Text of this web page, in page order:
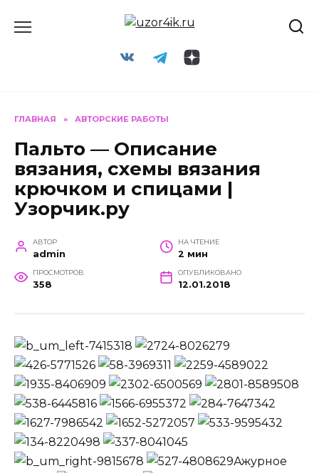
ГЛАВНАЯ » АВТОРСКИЕ РАБОТЫ
Пальто — Описание
вязания, схемы вязания
крючком и спицами |
Узорчик.ру
АВТОР
admin
НА ЧТЕНИЕ
2 мин
ПРОСМОТРОВ
358
ОПУБЛИКОВАНО
12.01.2018
Ажурное